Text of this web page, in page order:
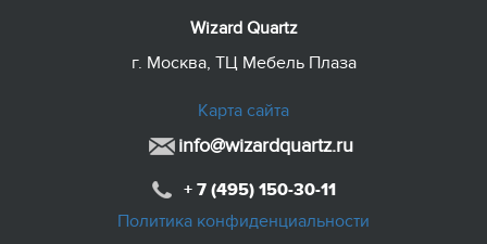
Wizard Quartz
г. Москва, ТЦ Мебель Плаза
Карта сайта
info@wizardquartz.ru
+ 7 (495) 150-30-11
Политика конфиденциальности